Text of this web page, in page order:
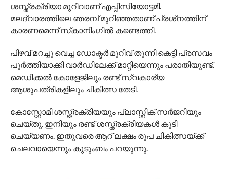
ശസ്ത്രക്രിയാ മുറിവാണ് എപ്പിസിയോട്ടമി.
മലദ്വാരത്തിലെ ഞരമ്പ് മുറിഞ്ഞതാണ് പ്രശ്‌നത്തിന്
കാരണമെന്ന് സ്‌കാനിംഗില്‍ കണ്ടെത്തി.
പിഴവ് മറച്ചു വെച്ച ഡോക്ടര്‍ മുറിവ് തുന്നി കെട്ടി പ്രസവം
പൂര്‍ത്തിയാക്കി വാര്‍ഡിലേക്ക് മാറ്റിയെന്നും പരാതിയുണ്ട്.
മെഡിക്കല്‍ കോളേജിലും രണ്ട് സ്വകാര്യ
ആശുപത്രികളിലും ചികിത്സ തേടി.
കോസ്റ്റോമി ശസ്ത്രക്രിയയും പ്ലാസ്റ്റിക് സര്‍ജറിയും
ചെയ്തു. ഇനിയും രണ്ട് ശസ്ത്രക്രിയകള്‍ കൂടി
ചെയ്യണം. ഇതുവരെ ആറ് ലക്ഷം രൂപ ചികിത്സയ്ക്ക്
ചെലവായെന്നും കുടുംബം പറയുന്നു.